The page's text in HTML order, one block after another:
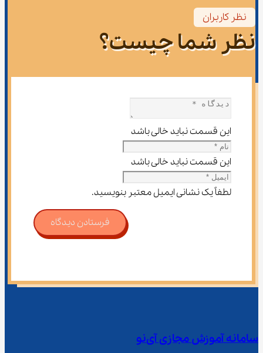
نظر کاربران
نظر شما چیست؟
این قسمت نباید خالی باشد
این قسمت نباید خالی باشد
لطفاً یک نشانی ایمیل معتبر بنویسید.
فرستادن دیدگاه
سامانه آموزش مجازی آی‌نو